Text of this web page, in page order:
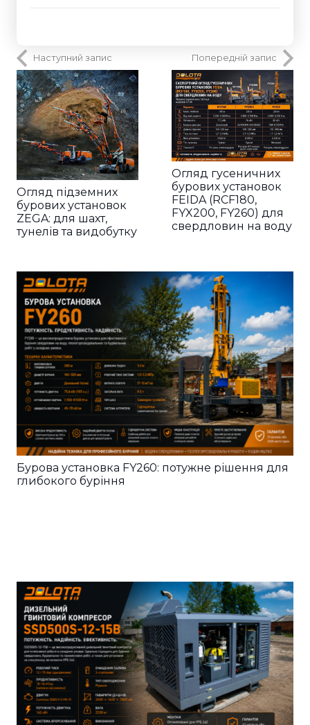
Наступний запис Попередній запис
Огляд підземних
бурових установок
ZEGA: для шахт,
тунелів та видобутку
Огляд гусеничних
бурових установок
FEIDA (RCF180,
FYX200, FY260) для
свердловин на воду
Бурова установка FY260: потужне рішення для
глибокого буріння